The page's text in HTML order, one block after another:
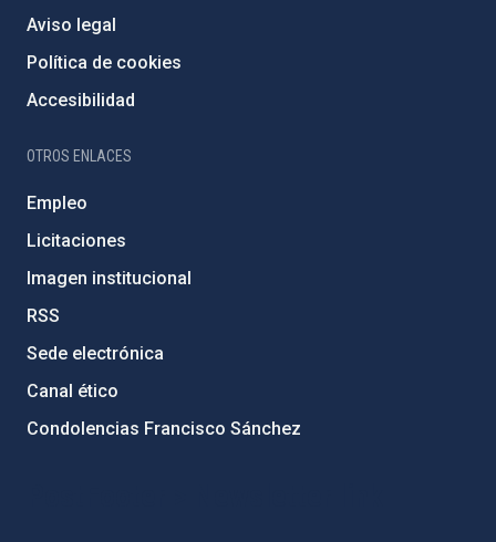
Aviso legal
Política de cookies
Accesibilidad
OTROS ENLACES
Empleo
Licitaciones
Imagen institucional
RSS
Sede electrónica
Canal ético
Condolencias Francisco Sánchez